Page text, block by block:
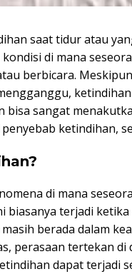
saat tidur atau
kondisi di mana
berbicara.
bisa sangat
ketindihan,
di mana
biasanya terjadi
berada dalam
perasaan tertekan
dapat terjadi